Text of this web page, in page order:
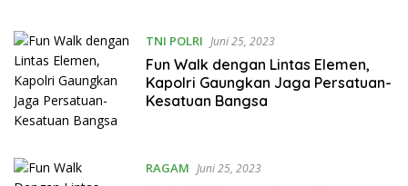
TNI POLRI Juni 25, 2023
Fun Walk dengan Lintas Elemen,
Kapolri Gaungkan Jaga Persatuan-
Kesatuan Bangsa
RAGAM Juni 25, 2023